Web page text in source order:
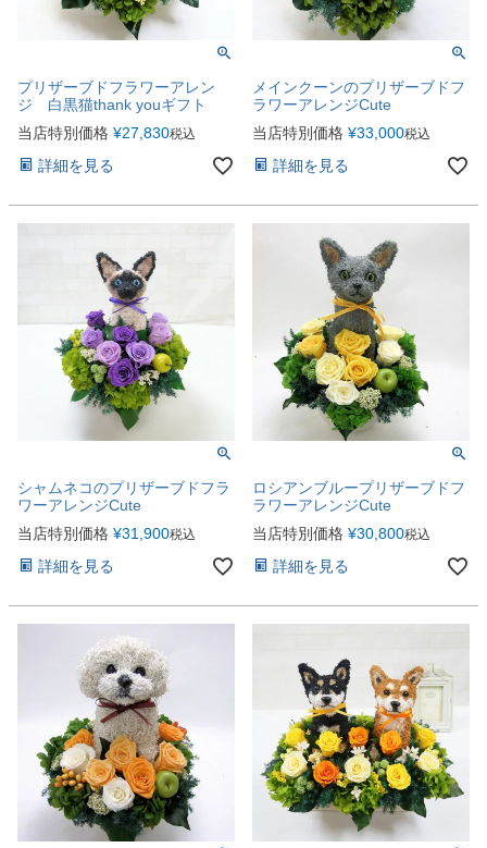
プリザーブドフラワーアレン
ジ 白黒猫thank youギフト
当店特別価格 ¥27,830税込
詳細を見る
メインクーンのプリザーブドフ
ラワーアレンジCute
当店特別価格 ¥33,000税込
詳細を見る
シャムネコのプリザーブドフラ
ワーアレンジCute
当店特別価格 ¥31,900税込
詳細を見る
ロシアンブループリザーブドフ
ラワーアレンジCute
当店特別価格 ¥30,800税込
詳細を見る